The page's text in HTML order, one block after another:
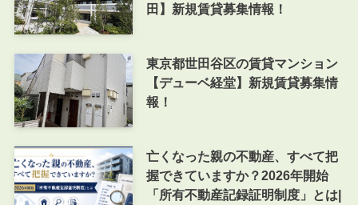
田】新規賃貸募集情報！
東京都世田谷区の賃貸マンション
【デューベ経堂】新規賃貸募集情
報！
亡くなった親の不動産、すべて把
握できていますか？2026年開始
「所有不動産記録証明制度」とは|